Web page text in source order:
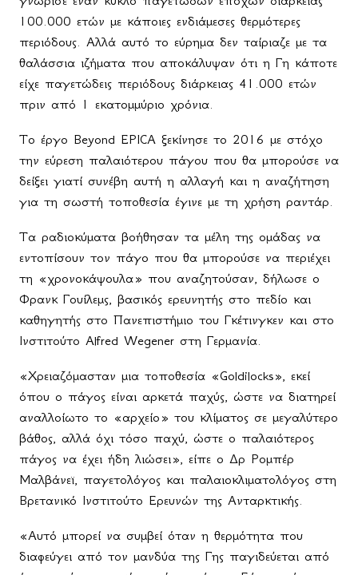
100.000 ετών με κάποιες ενδιάμεσες θερμότερες
περιόδους. Αλλά αυτό το εύρημα δεν ταίριαζε με τα
θαλάσσια ιζήματα που αποκάλυψαν ότι η Γη κάποτε
είχε παγετώδεις περιόδους διάρκειας 41.000 ετών
πριν από 1 εκατομμύριο χρόνια.
Το έργο Beyond EPICA ξεκίνησε το 2016 με στόχο
την εύρεση παλαιότερου πάγου που θα μπορούσε να
δείξει γιατί συνέβη αυτή η αλλαγή και η αναζήτηση
για τη σωστή τοποθεσία έγινε με τη χρήση ραντάρ.
Τα ραδιοκύματα βοήθησαν τα μέλη της ομάδας να
εντοπίσουν τον πάγο που θα μπορούσε να περιέχει
τη «χρονοκάψουλα» που αναζητούσαν, δήλωσε ο
Φρανκ Γουίλεμς, βασικός ερευνητής στο πεδίο και
καθηγητής στο Πανεπιστήμιο του Γκέτινγκεν και στο
Ινστιτούτο Alfred Wegener στη Γερμανία.
«Χρειαζόμασταν μια τοποθεσία «Goldilocks», εκεί
όπου ο πάγος είναι αρκετά παχύς, ώστε να διατηρεί
αναλλοίωτο το «αρχείο» του κλίματος σε μεγαλύτερο
βάθος, αλλά όχι τόσο παχύ, ώστε ο παλαιότερος
πάγος να έχει ήδη λιώσει», είπε ο Δρ Ρομπέρ
Μαλβάνεϊ, παγετολόγος και παλαιοκλιματολόγος στη
Βρετανικό Ινστιτούτο Ερευνών της Ανταρκτικής.
«Αυτό μπορεί να συμβεί όταν η θερμότητα που
διαφεύγει από τον μανδύα της Γης παγιδεύεται από